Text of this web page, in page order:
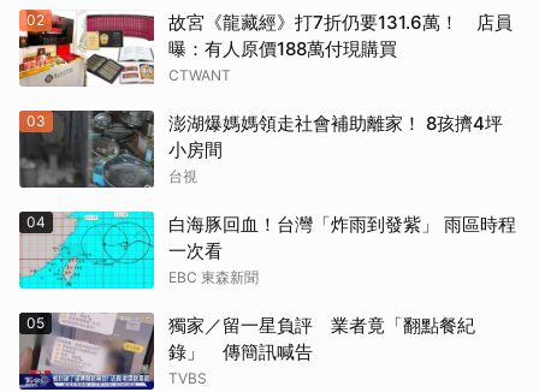
02
故宮《龍藏經》打7折仍要131.6萬！ 店員
曝：有人原價188萬付現購買
CTWANT
03
澎湖爆媽媽領走社會補助離家！ 8孩擠4坪
小房間
台視
04
白海豚回血！台灣「炸雨到發紫」 雨區時程
一次看
EBC 東森新聞
05
獨家／留一星負評 業者竟「翻點餐紀
錄」 傳簡訊喊告
TVBS